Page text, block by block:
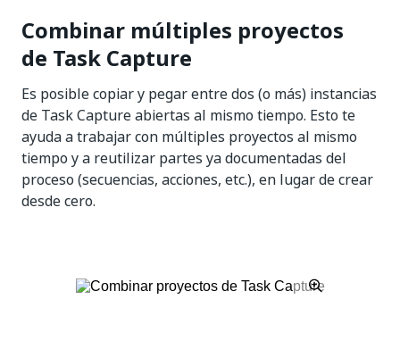
Combinar múltiples proyectos
de Task Capture
Es posible copiar y pegar entre dos (o más) instancias
de Task Capture abiertas al mismo tiempo. Esto te
ayuda a trabajar con múltiples proyectos al mismo
tiempo y a reutilizar partes ya documentadas del
proceso (secuencias, acciones, etc.), en lugar de crear
desde cero.